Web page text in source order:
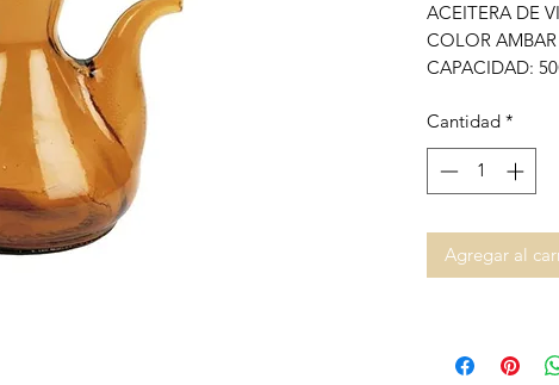
ACEITERA DE
COLOR AMBAR
CAPACIDAD:
Cantidad *
Agregar al